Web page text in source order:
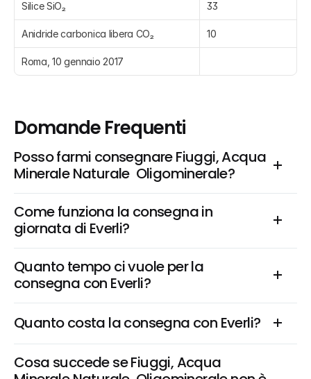
Silice SiO₂ 33
Anidride carbonica libera CO₂ 10
Roma, 10 gennaio 2017
Domande Frequenti
Posso farmi consegnare Fiuggi, Acqua
Minerale Naturale  Oligominerale?
Come funziona la consegna in
giornata di Everli?
Quanto tempo ci vuole per la
consegna con Everli?
Quanto costa la consegna con Everli?
Cosa succede se Fiuggi, Acqua